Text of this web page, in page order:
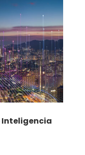
Inteligencia